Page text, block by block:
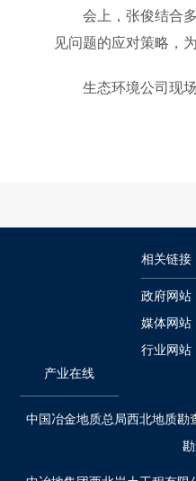
会上，张俊结合
见问题的应对策略，
生态环境公司现
相关链接
政府网站
媒体网站
行业网站
产业在线
中国冶金地质总局西北地质勘